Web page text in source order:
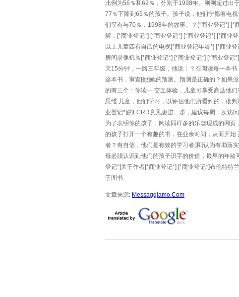
比例为56％和62％，分别于1998年。刚刚超过出
77％下降到65％的孩子。孩子说，他们宁愿看电
们享有与70％，1998年的故事。？[*商业登记*] [*
解：[*商业登记*] [*商业登记*] [*商业登记*] [*商业
以上儿童四有自己的电视[*商业登记年龄*] [*商业
房间录像机％[*商业登记*] [*商业登记*] [*商业登
天15分钟，一路三年级，他说：？在阅读每一本
这本书，审查[他]她的预测。预测是正确的？如果
的有三个：你读一 交互体验，儿童可享受高达他
思维 儿童，他们学习，以评估他们所看到的，批
业登记*]的FCRR意见更进一步，建议每周一次访
为了表明你的孩子，阅读同样多的乐趣现成的网
的孩子打开一个有趣的书，在业余时间，从而开
者？有自信，他们是有效的学习者[和]认为有助落
母必须认识到他们的孩子识字的价值，最早的年
登记*]关于作者[*商业登记*] [*商业登记*]布伦特特
于图书
文章来源: Messaggiamo.Com